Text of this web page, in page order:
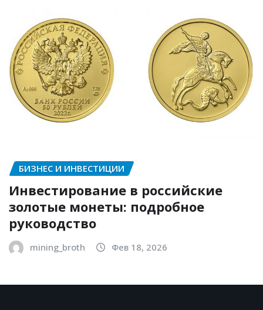
БИЗНЕС И ИНВЕСТИЦИИ
Инвестирование в российские
золотые монеты: подробное
руководство
mining_broth Фев 18, 2026